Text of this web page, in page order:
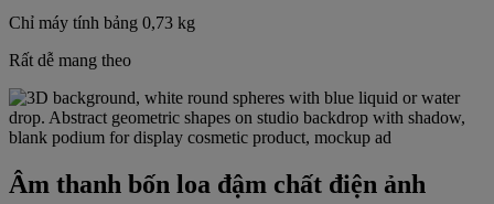
Chỉ máy tính bảng 0,73 kg
Rất dễ mang theo
Âm thanh bốn loa đậm chất điện ảnh